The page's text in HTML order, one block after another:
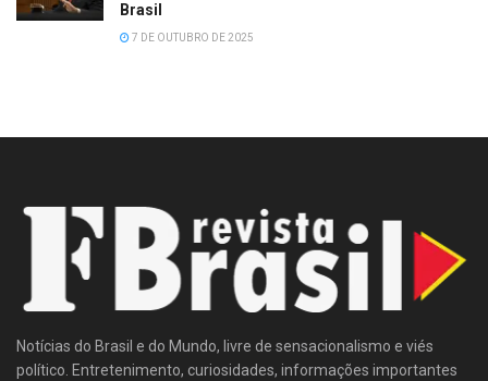
Brasil
7 DE OUTUBRO DE 2025
Notícias do Brasil e do Mundo, livre de sensacionalismo e viés
político. Entretenimento, curiosidades, informações importantes